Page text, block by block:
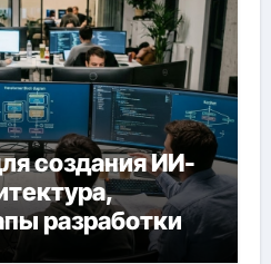
создания ИИ-
разработки